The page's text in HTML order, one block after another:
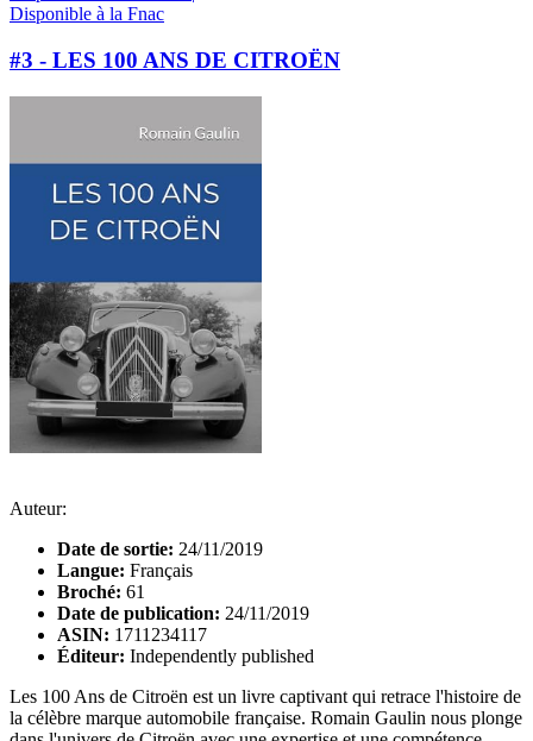
Disponible à la Fnac
#3 - LES 100 ANS DE CITROËN
Auteur:
Date de sortie: 24/11/2019
Langue: Français
Broché: 61
Date de publication: 24/11/2019
ASIN: 1711234117
Éditeur: Independently published
Les 100 Ans de Citroën est un livre captivant qui retrace l'histoire de
la célèbre marque automobile française. Romain Gaulin nous plonge